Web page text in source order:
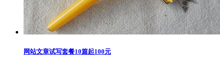
网站文章试写套餐10篇起100元